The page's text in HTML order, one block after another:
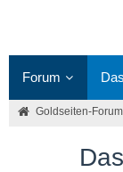
Forum
Goldseiten-